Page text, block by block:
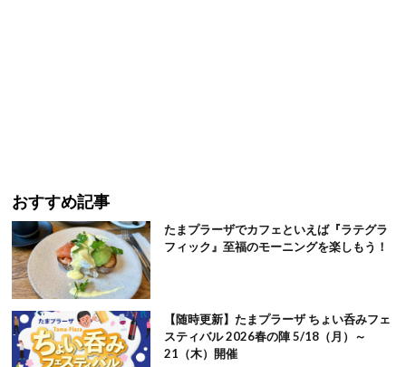
おすすめ記事
たまプラーザでカフェといえば『ラテグラ
フィック』至福のモーニングを楽しもう！
【随時更新】たまプラーザ ちょい呑みフェ
スティバル 2026春の陣 5/18（月）～
21（木）開催